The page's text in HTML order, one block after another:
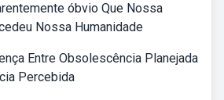
óbvio Que Nossa
Nossa Humanidade
Entre Obsolescência Planejada
Percebida